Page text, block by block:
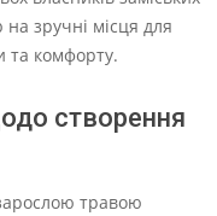
зручні місця для
та комфорту.
створення
травою